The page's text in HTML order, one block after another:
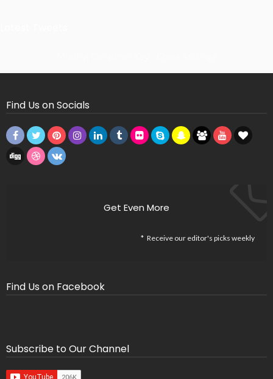
Find Us on Socials
Get Even More
Receive our editor's picks weekly
Find Us on Facebook
Subscribe to Our Channel